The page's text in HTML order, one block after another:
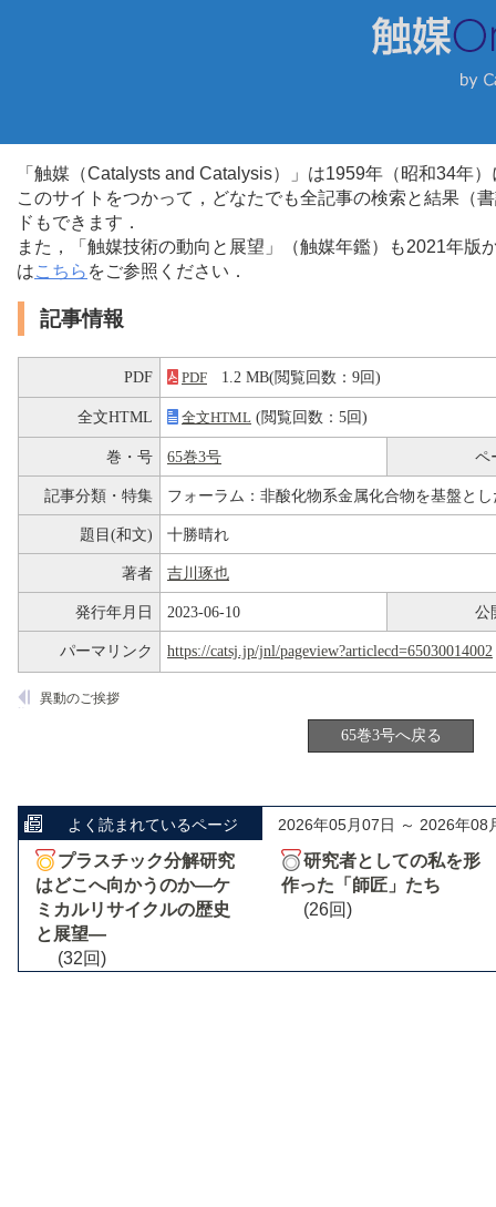
「触媒（Catalysts and Catalysis）」は1959年（昭和34年
このサイトをつかって，どなたでも全記事の検索と結果（
ドもできます．
また，「触媒技術の動向と展望」（触媒年鑑）も2021年
はこちら をご参照ください．
記事情報
PDF PDF 1.2 MB(閲覧回数：9回)
全文HTML 全文HTML (閲覧回数：5回)
巻・号 65巻3号 ペ
記事分類・特集 フォーラム：非酸化物系金属化合物を基盤と
題目(和文) 十勝晴れ
著者 吉川琢也
発行年月日 2023-06-10 公
パーマリンク https://catsj.jp/jnl/pageview?articlecd=65030014002
異動のご挨拶
65巻3号へ戻る
よく読まれているページ 2026年05月07日 ～ 2026年08
プラスチック分解研究
はどこへ向かうのか―ケ
ミカルリサイクルの歴史
と展望―
(32回)
研究者としての私を形
作った「師匠」たち
(26回)